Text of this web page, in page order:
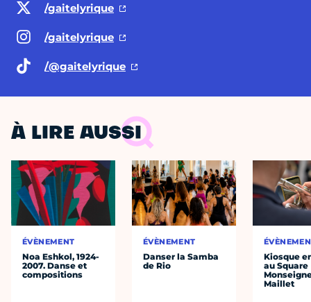
/gaitelyrique
/gaitelyrique
/@gaitelyrique
À LIRE AUSSI
ÉVÈNEMENT
Noa Eshkol, 1924-
2007. Danse et
compositions
ÉVÈNEMENT
Danser la Samba
de Rio
Kiosque
au Square
Maillet